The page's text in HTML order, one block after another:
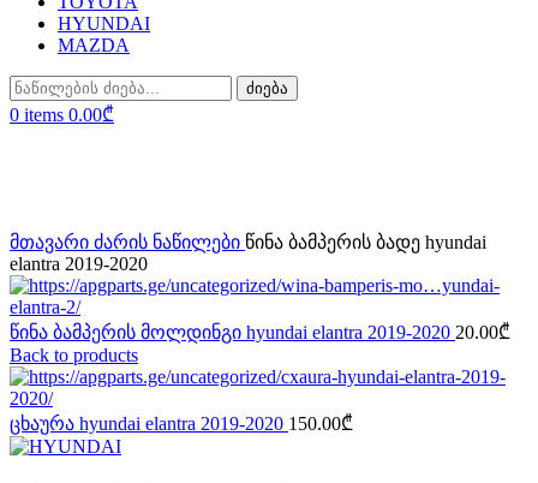
HYUNDAI
MAZDA
ძიება
0 items 0.00₾
მთავარი ძარის ნაწილები წინა ბამპერის ბადე hyundai
elantra 2019-2020
წინა ბამპერის მოლდინგი hyundai elantra 2019-2020 20.00₾
Back to products
ცხაურა hyundai elantra 2019-2020 150.00₾